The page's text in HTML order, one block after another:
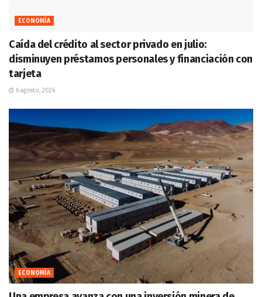
ECONOMÍA
Caída del crédito al sector privado en julio:
disminuyen préstamos personales y financiación con
tarjeta
6 agosto, 2026
ECONOMÍA